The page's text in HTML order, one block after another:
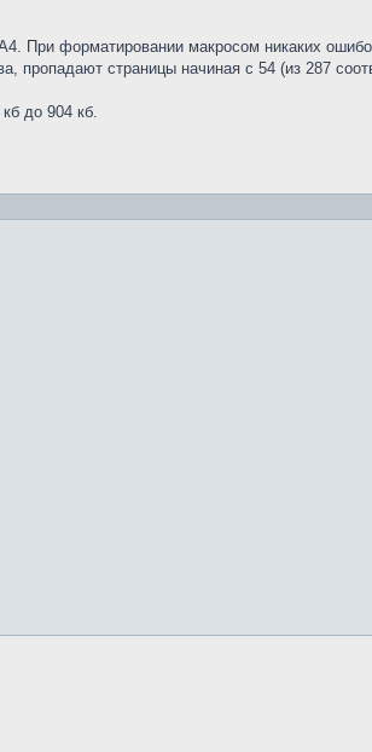
При форматировании макросом никаких
пропадают страницы начиная с 54 (из 287
до 904 кб.